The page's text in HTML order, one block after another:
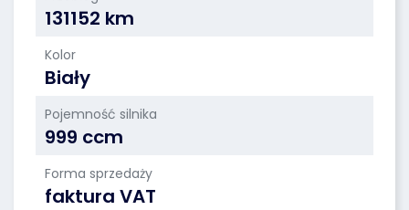
131152 km
Kolor
Biały
Pojemność silnika
999 ccm
Forma sprzedaży
faktura VAT